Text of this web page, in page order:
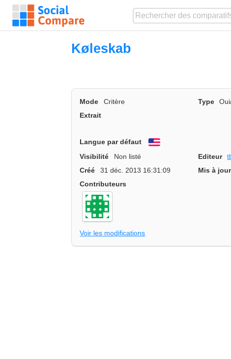
Køleskab
Mode Critère Type
Extrait
Langue par défaut
Visibilité
Non listé Editeur
Créé
31 déc. 2013 16:31:09 Mis à jour
Contributeurs
Voir les modifications